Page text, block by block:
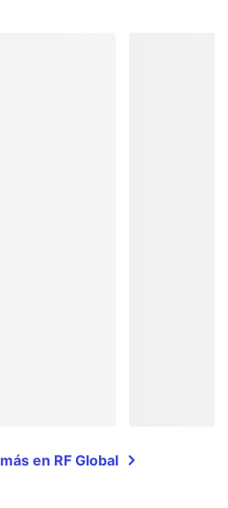
en RF Global